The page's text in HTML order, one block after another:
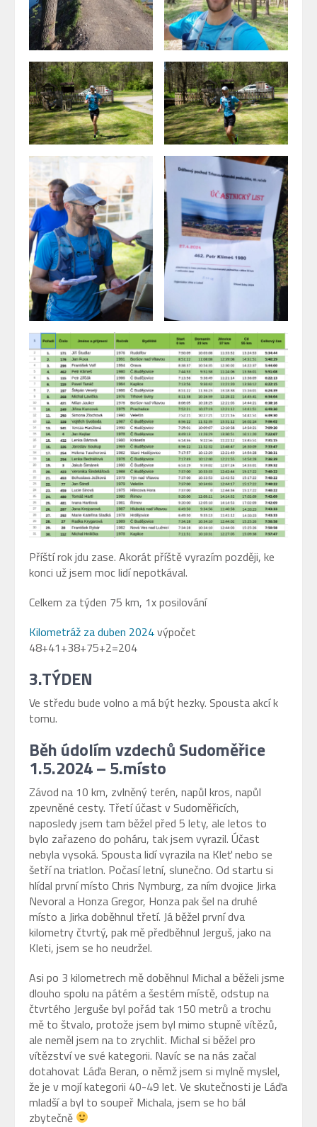
Příští rok jdu zase. Akorát příště vyrazím později, ke
konci už jsem moc lidí nepotkával.
Celkem za týden 75 km, 1x posilování
Kilometráž za duben 2024výpočet
48+41+38+75+2=204
3.TÝDEN
Ve středu bude volno a má být hezky. Spousta akcí k
tomu.
Běh údolím vzdechů Sudoměřice
1.5.2024 – 5.místo
Závod na 10 km, zvlněný terén, napůl kros, napůl
zpevněné cesty. Třetí účast v Sudoměřicích,
naposledy jsem tam běžel před 5 lety, ale letos to
bylo zařazeno do poháru, tak jsem vyrazil. Účast
nebyla vysoká. Spousta lidí vyrazila na Kleť nebo se
šetří na triatlon. Počasí letní, slunečno. Od startu si
hlídal první místo Chris Nymburg, za ním dvojice Jirka
Nevoral a Honza Gregor, Honza pak šel na druhé
místo a Jirka doběhnul třetí. Já běžel první dva
kilometry čtvrtý, pak mě předběhnul Jerguš, jako na
Kleti, jsem se ho neudržel.
Asi po 3 kilometrech mě doběhnul Michal a běželi jsme
dlouho spolu na pátém a šestém místě, odstup na
čtvrtého Jerguše byl pořád tak 150 metrů a trochu
mě to štvalo, protože jsem byl mimo stupně vítězů,
ale neměl jsem na to zrychlit. Michal si běžel pro
vítězství ve své kategorii. Navíc se na nás začal
dotahovat Láďa Beran, o němž jsem si mylně myslel,
že je v mojí kategorii 40-49 let. Ve skutečnosti je Láďa
mladší a byl to soupeř Michala, jsem se ho bál
zbytečně